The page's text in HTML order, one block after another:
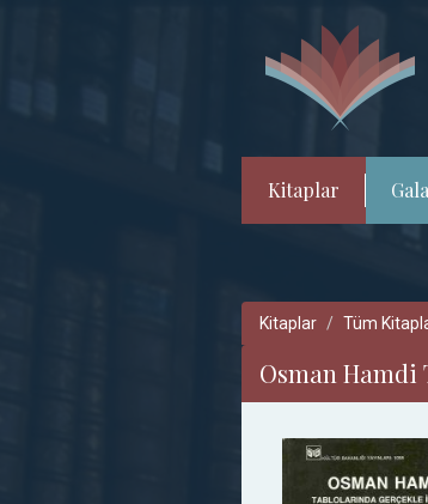
Kitaplar
Kitaplar Tüm
Osman Hamdi